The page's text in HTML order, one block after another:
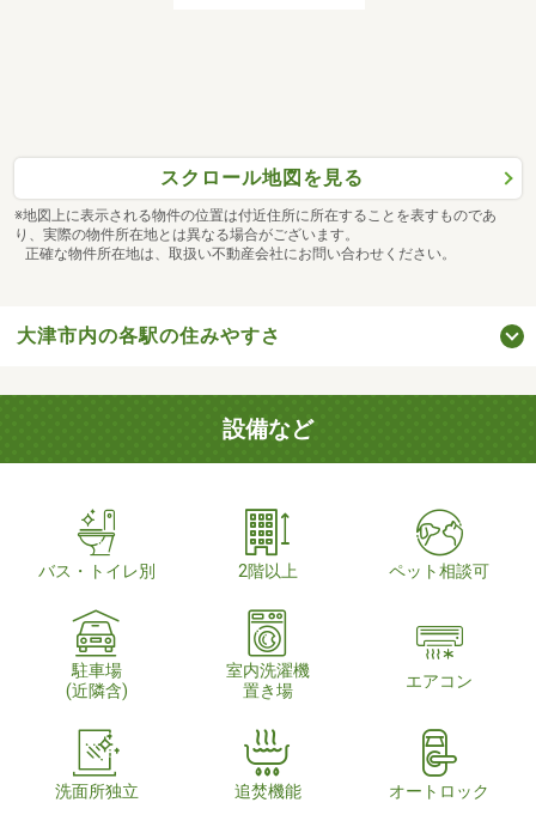
スクロール地図を見る
※地図上に表示される物件の位置は付近住所に所在することを表すものであ
り、実際の物件所在地とは異なる場合がございます。
正確な物件所在地は、取扱い不動産会社にお問い合わせください。
大津市内の各駅の住みやすさ
設備など
バス・トイレ別 2階以上 ペット相談可
駐車場
(近隣含)
室内洗濯機
置き場
エアコン
洗面所独立 追焚機能 オートロック